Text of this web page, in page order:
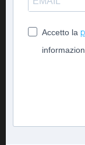
Accetto la